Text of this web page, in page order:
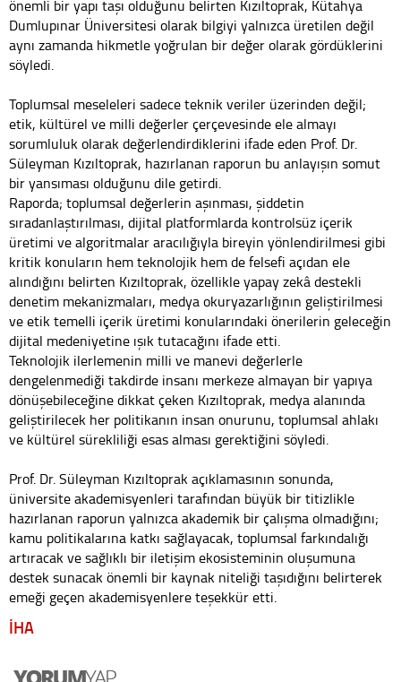
önemli bir yapı taşı olduğunu belirten Kızıltoprak, Kütahya
Dumlupınar Üniversitesi olarak bilgiyi yalnızca üretilen değil
aynı zamanda hikmetle yoğrulan bir değer olarak gördüklerini
söyledi.
Toplumsal meseleleri sadece teknik veriler üzerinden değil;
etik, kültürel ve milli değerler çerçevesinde ele almayı
sorumluluk olarak değerlendirdiklerini ifade eden Prof. Dr.
Süleyman Kızıltoprak, hazırlanan raporun bu anlayışın somut
bir yansıması olduğunu dile getirdi.
Raporda; toplumsal değerlerin aşınması, şiddetin
sıradanlaştırılması, dijital platformlarda kontrolsüz içerik
üretimi ve algoritmalar aracılığıyla bireyin yönlendirilmesi gibi
kritik konuların hem teknolojik hem de felsefi açıdan ele
alındığını belirten Kızıltoprak, özellikle yapay zekâ destekli
denetim mekanizmaları, medya okuryazarlığının geliştirilmesi
ve etik temelli içerik üretimi konularındaki önerilerin geleceğin
dijital medeniyetine ışık tutacağını ifade etti.
Teknolojik ilerlemenin milli ve manevi değerlerle
dengelenmediği takdirde insanı merkeze almayan bir yapıya
dönüşebileceğine dikkat çeken Kızıltoprak, medya alanında
geliştirilecek her politikanın insan onurunu, toplumsal ahlakı
ve kültürel sürekliliği esas alması gerektiğini söyledi.
Prof. Dr. Süleyman Kızıltoprak açıklamasının sonunda,
üniversite akademisyenleri tarafından büyük bir titizlikle
hazırlanan raporun yalnızca akademik bir çalışma olmadığını;
kamu politikalarına katkı sağlayacak, toplumsal farkındalığı
artıracak ve sağlıklı bir iletişim ekosisteminin oluşumuna
destek sunacak önemli bir kaynak niteliği taşıdığını belirterek
emeği geçen akademisyenlere teşekkür etti.
İHA